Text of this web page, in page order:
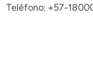
Teléfono: +57-